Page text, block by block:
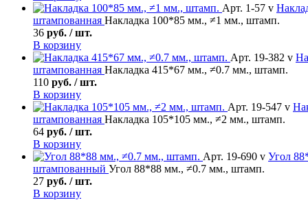
Арт. 1-57 v
штампованная Накладка 100*85 мм., ≠1 мм., штамп.
36 руб. / шт.
В корзину
Арт. 19-382 v
штампованная Накладка 415*67 мм., ≠0.7 мм., штамп.
110 руб. / шт.
В корзину
Арт. 19-547 v
штампованная Накладка 105*105 мм., ≠2 мм., штамп.
64 руб. / шт.
В корзину
Арт. 19-690 v Угол
штампованный Угол 88*88 мм., ≠0.7 мм., штамп.
27 руб. / шт.
В корзину